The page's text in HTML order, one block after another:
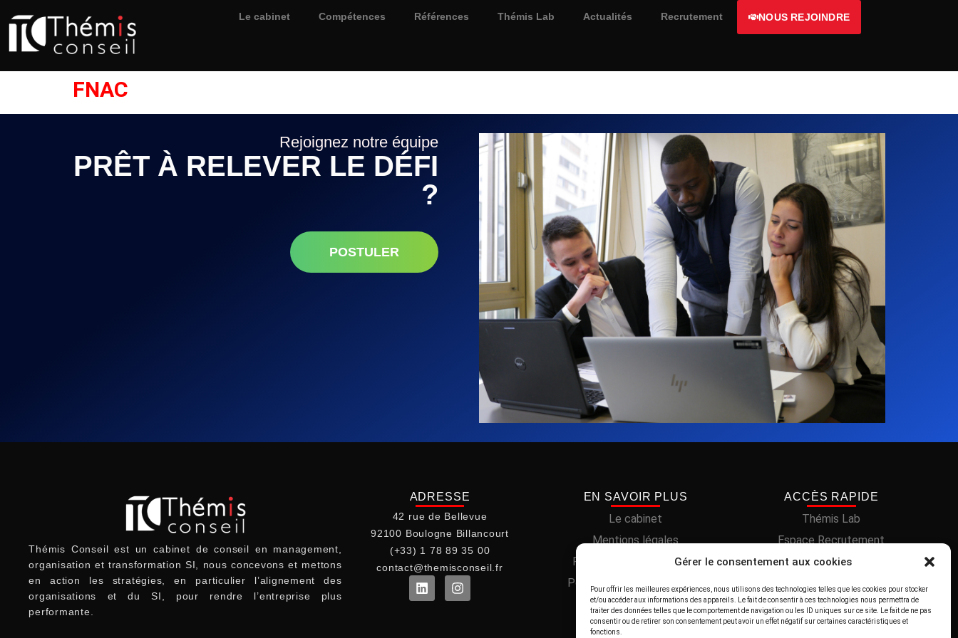
Gérer le consentement aux cookies
Pour offrir les meilleures expériences, nous utilisons des technologies telles que les cookies pour stocker
et/ou accéder aux informations des appareils. Le fait de consentir à ces technologies nous permettra de
traiter des données telles que le comportement de navigation ou les ID uniques sur ce site. Le fait de ne pas
consentir ou de retirer son consentement peut avoir un effet négatif sur certaines caractéristiques et
fonctions.
Le cabinet Compétences Références Thémis Lab Actualités Recrutement NOUS REJOINDRE
FNAC
Rejoignez notre équipe
PRÊT À RELEVER LE DÉFI
?
POSTULER
Thémis Conseil est un cabinet de conseil en management,
organisation et transformation SI, nous concevons et mettons
en action les stratégies, en particulier l’alignement des
organisations et du SI, pour rendre l’entreprise plus
performante.
ADRESSE
42 rue de Bellevue
92100 Boulogne Billancourt
(+33) 1 78 89 35 00
contact@themisconseil.fr
EN SAVOIR PLUS
Le cabinet
Mentions légales
Politique de cookies (UE)
Politique de confidentialité
ACCÈS RAPIDE
Thémis Lab
Espace Recrutement
Nos références Clients
Nos compétences
Nos actualités